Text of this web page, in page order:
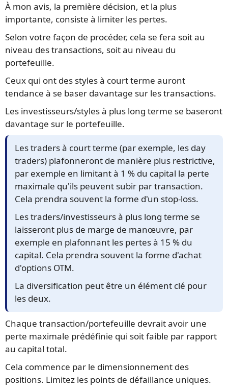
À mon avis, la première décision, et la plus
importante, consiste à limiter les pertes.
Selon votre façon de procéder, cela se fera soit au
niveau des transactions, soit au niveau du
portefeuille.
Ceux qui ont des styles à court terme auront
tendance à se baser davantage sur les transactions.
Les investisseurs/styles à plus long terme se baseront
davantage sur le portefeuille.
Les traders à court terme (par exemple, les day
traders) plafonneront de manière plus restrictive,
par exemple en limitant à 1 % du capital la perte
maximale qu'ils peuvent subir par transaction.
Cela prendra souvent la forme d'un stop-loss.
Les traders/investisseurs à plus long terme se
laisseront plus de marge de manœuvre, par
exemple en plafonnant les pertes à 15 % du
capital. Cela prendra souvent la forme d'achat
d'options OTM.
La diversification peut être un élément clé pour
les deux.
Chaque transaction/portefeuille devrait avoir une
perte maximale prédéfinie qui soit faible par rapport
au capital total.
Cela commence par le dimensionnement des
positions. Limitez les points de défaillance uniques.